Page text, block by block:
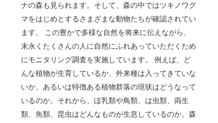
ナの森も見られます。そして、森の中ではツキノワグ
マをはじめとするさまざまな動物たちが確認されてい
ます。 この豊かで多様な自然を将来に伝えながら、
末永くたくさんの人に自然にふれあっていただくため
にモニタリング調査を実施しています。 例えば、ど
んな植物が生育しているか、外来種は入ってきていな
いか、あるいは特徴ある植物群落の現状はどうなって
いるのか。それから、ほ乳類や鳥類、は虫類、両生
類、魚類、昆虫はどんなものが生息しているのか。森